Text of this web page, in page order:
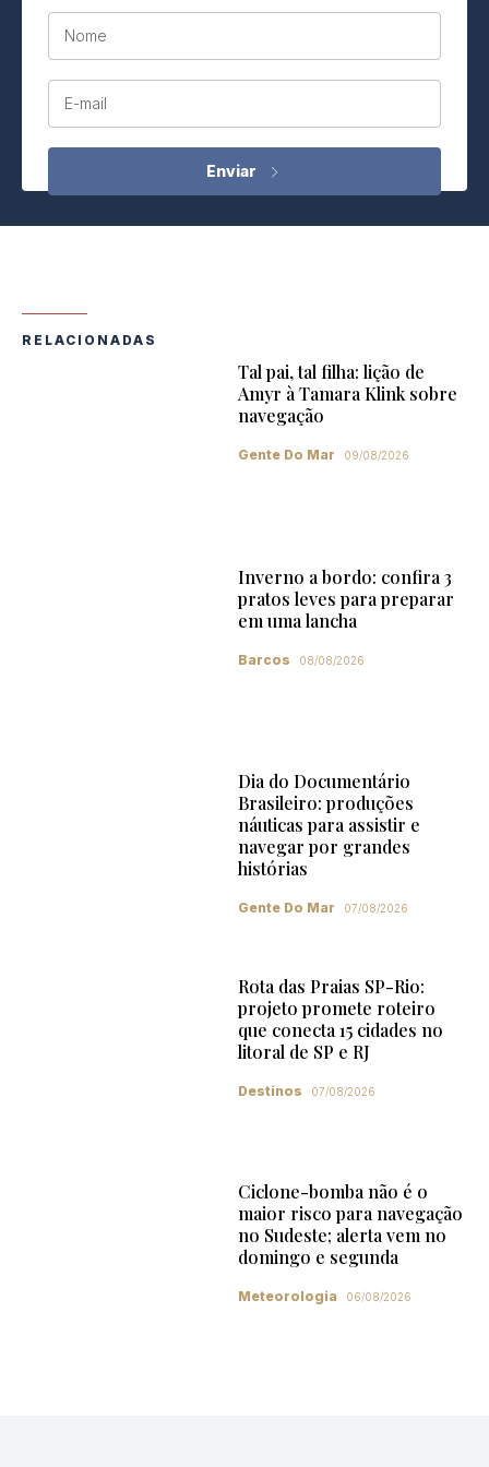
Nome
E-mail
RELACIONADAS
Tal pai, tal filha: lição de
Amyr à Tamara Klink sobre
navegação
Gente Do Mar 09/08/2026
Inverno a bordo: confira 3
pratos leves para preparar
em uma lancha
Barcos 08/08/2026
Dia do Documentário
Brasileiro: produções
náuticas para assistir e
navegar por grandes
histórias
Gente Do Mar 07/08/2026
Rota das Praias SP-Rio:
projeto promete roteiro
que conecta 15 cidades no
litoral de SP e RJ
Destinos 07/08/2026
Ciclone-bomba não é o
maior risco para navegação
no Sudeste; alerta vem no
domingo e segunda
Meteorologia 06/08/2026